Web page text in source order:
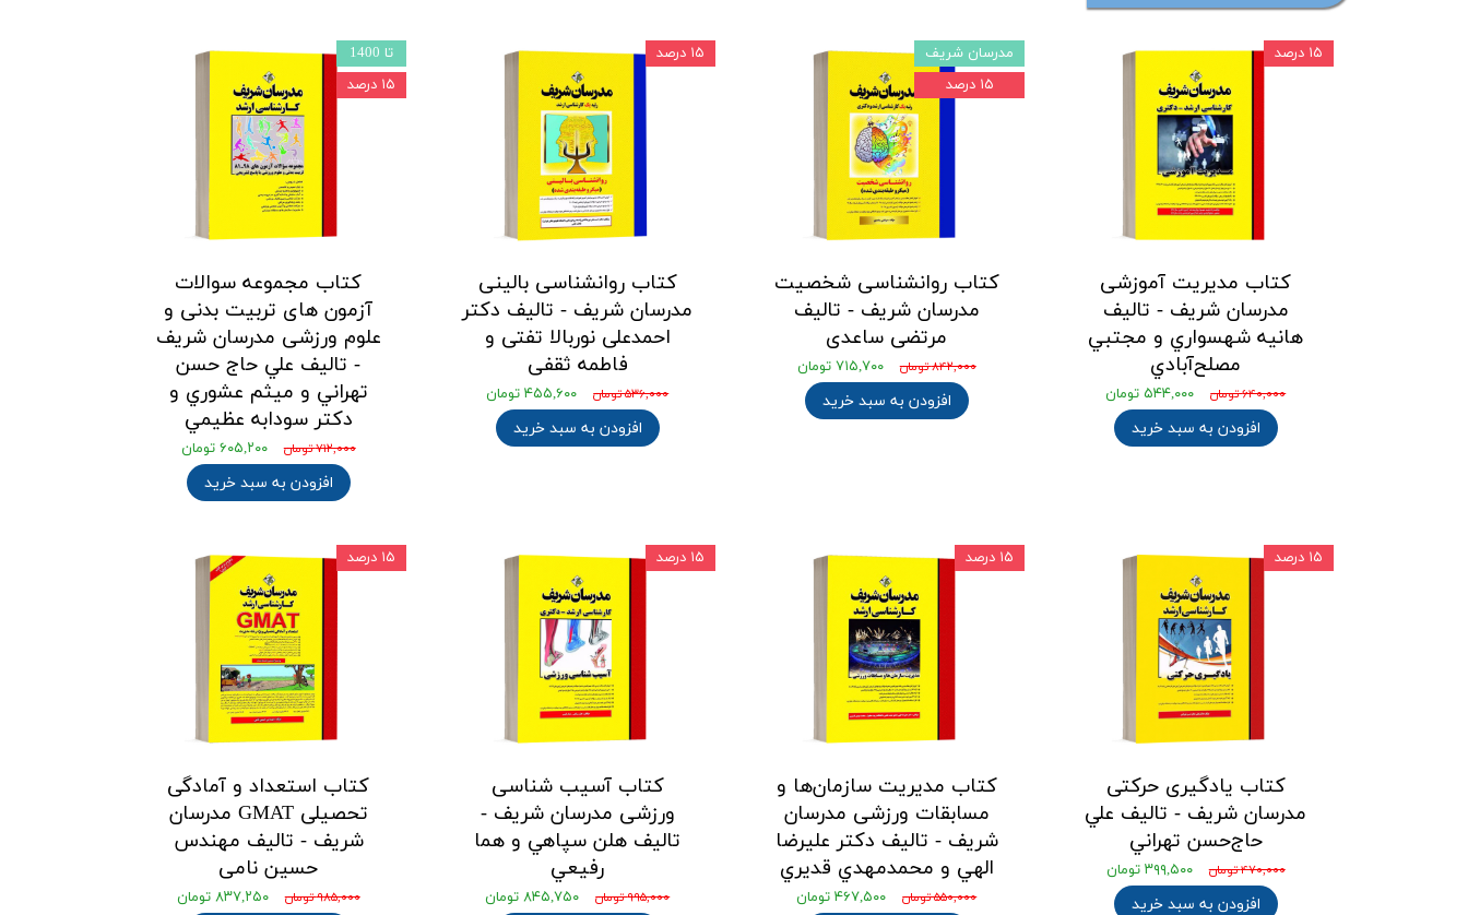
کتاب مدیریت آموزشی
مدرسان شریف - تالیف
هانيه شهسواري و مجتبي
مصلح‌آبادي
۶۴۰,۰۰۰ تومان ۵۴۴,۰۰۰ تومان
افزودن به سبد خرید
۱۵ درصد
کتاب روانشناسی شخصیت
مدرسان شریف - تالیف
مرتضی ساعدی
۸۴۲,۰۰۰ تومان ۷۱۵,۷۰۰ تومان
افزودن به سبد خرید
مدرسان شریف
۱۵ درصد
کتاب روانشناسی بالینی
مدرسان شریف - تالیف دکتر
احمدعلی نوربالا تفتی و
فاطمه ثقفی
۵۳۶,۰۰۰ تومان ۴۵۵,۶۰۰ تومان
افزودن به سبد خرید
۱۵ درصد
کتاب مجموعه سوالات
آزمون های تربیت بدنی و
علوم ورزشی مدرسان شریف
- تالیف علي حاج حسن
تهراني و ميثم عشوري و
دكتر سودابه عظيمي
۷۱۲,۰۰۰ تومان ۶۰۵,۲۰۰ تومان
افزودن به سبد خرید
تا 1400
۱۵ درصد
کتاب یادگیری حرکتی
مدرسان شریف - تالیف علي
حاج‌حسن تهراني
۴۷۰,۰۰۰ تومان ۳۹۹,۵۰۰ تومان
افزودن به سبد خرید
۱۵ درصد
کتاب مدیریت سازمان‌ها و
مسابقات ورزشی مدرسان
شریف - تالیف دكتر عليرضا
الهي و محمدمهدي قديري
۵۵۰,۰۰۰ تومان ۴۶۷,۵۰۰ تومان
۱۵ درصد
کتاب آسیب شناسی
ورزشی مدرسان شریف -
تالیف هلن سپاهي و هما
رفيعي
۹۹۵,۰۰۰ تومان ۸۴۵,۷۵۰ تومان
۱۵ درصد
کتاب استعداد و آمادگی
تحصیلی GMAT مدرسان
شریف - تالیف مهندس
حسین نامی
۹۸۵,۰۰۰ تومان ۸۳۷,۲۵۰ تومان
۱۵ درصد